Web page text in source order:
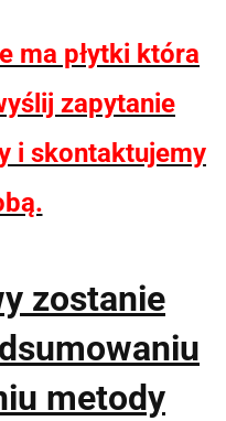
ma płytki która
zapytanie
i skontaktujemy
zostanie
metody